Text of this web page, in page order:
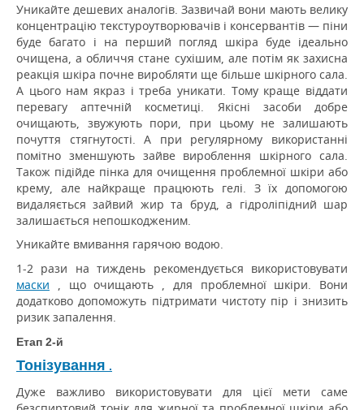
Уникайте дешевих аналогів. Зазвичай вони мають велику
концентрацію текстуроутворювачів і консервантів — піни
буде багато і на перший погляд шкіра буде ідеально
очищена, а обличчя стане сухішим, але потім як захисна
реакція шкіра почне виробляти ще більше шкірного сала.
А цього нам якраз і треба уникати. Тому краще віддати
перевагу аптечній косметиці. Якісні засоби добре
очищають, звужують пори, при цьому не залишають
почуття стягнутості.А при регулярному використанні
помітно зменшують зайве вироблення шкірного сала.
Також підійде пінка для очищення проблемної шкіри або
крему, але найкраще працюють гелі. З їх допомогою
видаляється зайвий жир та бруд, а гідроліпідний шар
залишається непошкодженим.
Уникайте вмивання гарячою водою.
1-2 рази на тиждень рекомендується використовувати
маски , що очищають , для проблемної шкіри. Вони
додатково допоможуть підтримати чистоту пір і знизить
ризик запалення.
Етап 2-й
Тонізування .
Дуже важливо використовувати для цієї мети саме